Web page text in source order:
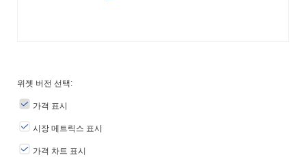
위젯 버전 선택:
가격 표시
시장 메트릭스 표시
가격 차트 표시